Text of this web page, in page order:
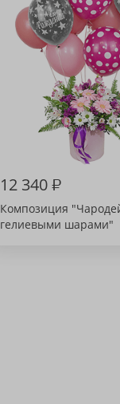
12 340₽
Композиция
гелиевыми шарами"